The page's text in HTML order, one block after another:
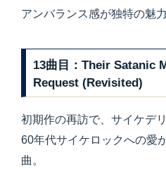
アンバランス感が独特の魅
13曲目：Their Satanic
Request (Revisited)
初期作の再訪で、サイケデ
60年代サイケロックへの愛
曲。